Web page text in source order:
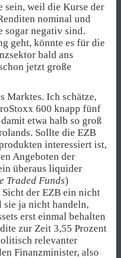
sein, weil die Kurse der
nominal und
sogar negativ sind.
geht, könnte es für die
bald ans
jetzt große
Marktes. Ich schätze,
600 knapp fünf
etwa halb so groß
Sollte die EZB
interessiert ist,
Angeboten der
überaus liquider
Traded Funds)
der EZB ein nicht
ja nicht handeln,
erst einmal behalten
zur Zeit 3,55 Prozent
relevanter
Finanzminister, also